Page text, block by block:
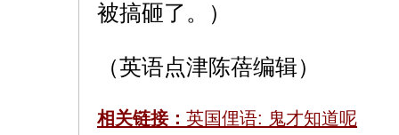
被搞砸了。）
（英语点津陈蓓编辑）
相关链接： 英国俚语: 鬼才知道呢